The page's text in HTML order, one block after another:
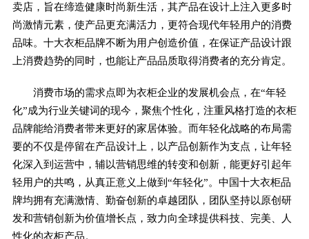
卖店，旨在缔造健康时尚新生活，其产品在设计上注入更多时
尚激情元素，使产品更充满活力，更符合现代年轻用户的消费
品味。十大衣柜品牌不断为用户创造价值，在保证产品设计跟
上消费趋势的同时，也能让产品品质取得消费者的充分肯定。
消费市场的需求点即为衣柜企业的发展机会点，在“年轻
化”成为行业关键词的现今，聚焦个性化，注重风格打造的衣柜
品牌能给消费者带来更好的家居体验。而年轻化战略的布局需
要的不仅是停留在产品设计上，以产品创新作为支点，让年轻
化深入到运营中，辅以营销思维的转变和创新，能更好引起年
轻用户的共鸣，从真正意义上做到“年轻化”。中国十大衣柜品
牌均拥有充满激情、勤奋创新的卓越团队，团队坚持以原创研
发和营销创新为价值增长点，致力向全球提供科技、完美、人
性化的衣柜产品。